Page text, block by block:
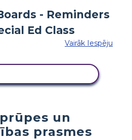
Vairāk Iespēju
un
prasmes